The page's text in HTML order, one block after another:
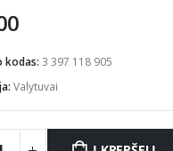
kodas: 3 397 118 905
Valytuvai